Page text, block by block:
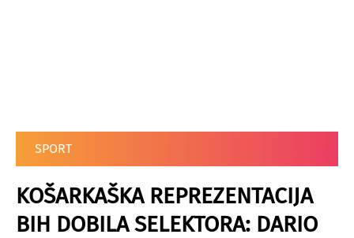
SPORT
KOŠARKAŠKA REPREZENTACIJA
BIH DOBILA SELEKTORA: DARIO